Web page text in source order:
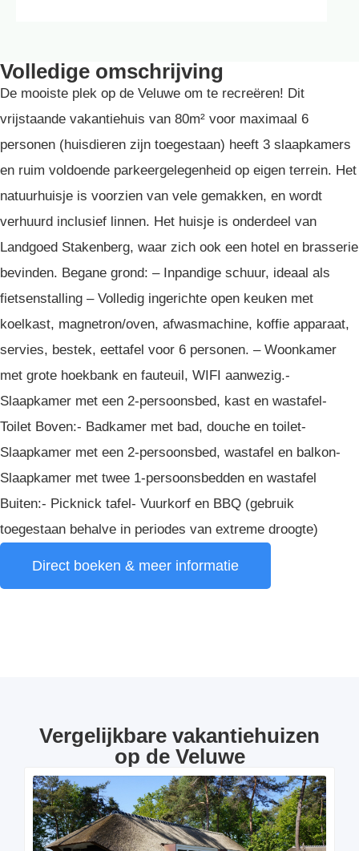
Volledige omschrijving
De mooiste plek op de Veluwe om te recreëren! Dit
vrijstaande vakantiehuis van 80m² voor maximaal 6
personen (huisdieren zijn toegestaan) heeft 3 slaapkamers
en ruim voldoende parkeergelegenheid op eigen terrein. Het
natuurhuisje is voorzien van vele gemakken, en wordt
verhuurd inclusief linnen. Het huisje is onderdeel van
Landgoed Stakenberg, waar zich ook een hotel en brasserie
bevinden. Begane grond: – Inpandige schuur, ideaal als
fietsenstalling – Volledig ingerichte open keuken met
koelkast, magnetron/oven, afwasmachine, koffie apparaat,
servies, bestek, eettafel voor 6 personen. – Woonkamer
met grote hoekbank en fauteuil, WIFI aanwezig.-
Slaapkamer met een 2-persoonsbed, kast en wastafel-
Toilet Boven:- Badkamer met bad, douche en toilet-
Slaapkamer met een 2-persoonsbed, wastafel en balkon-
Slaapkamer met twee 1-persoonsbedden en wastafel
Buiten:- Picknick tafel- Vuurkorf en BBQ (gebruik
toegestaan behalve in periodes van extreme droogte)
Direct boeken & meer informatie
Vergelijkbare vakantiehuizen
op de Veluwe